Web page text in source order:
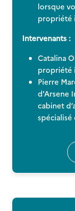
lorsque
propriété
Intervenants :
Catalina
propriété
Pierre
d'Arsene
cabinet
spécialisé